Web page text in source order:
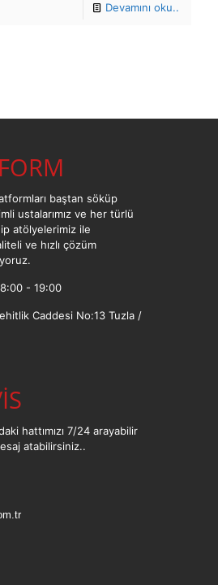
Devamını oku..
baştan söküp
ustalarımız ve her türlü
atölyelerimiz ile
ve hızlı çözüm
- 19:00
Caddesi No:13 Tuzla /
hattımızı 7/24 arayabilir
atabilirsiniz..